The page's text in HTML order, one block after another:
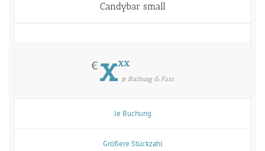
Candybar small
€xxx
je Buchung & Fass
Je Buchung
Größere Stückzahl